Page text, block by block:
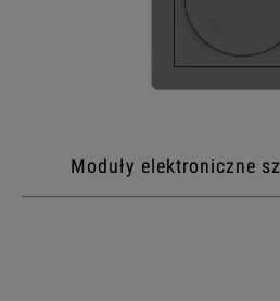
Moduły elektroniczne